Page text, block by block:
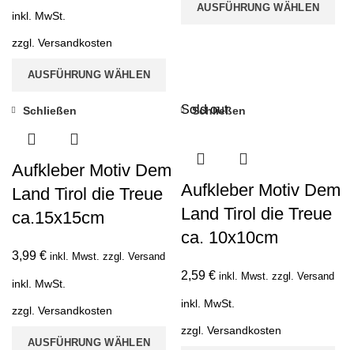
inkl. MwSt.
zzgl. Versandkosten
AUSFÜHRUNG WÄHLEN
AUSFÜHRUNG WÄHLEN
Schließen
Aufkleber Motiv Dem
Land Tirol die Treue
ca.15x15cm
3,99 € inkl. Mwst. zzgl. Versand
inkl. MwSt.
zzgl. Versandkosten
AUSFÜHRUNG WÄHLEN
Sold out
Schließen
Aufkleber Motiv Dem
Land Tirol die Treue
ca. 10x10cm
2,59 € inkl. Mwst. zzgl. Versand
inkl. MwSt.
zzgl. Versandkosten